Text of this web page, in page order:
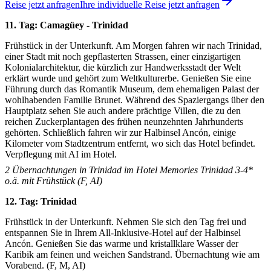
Reise jetzt anfragenIhre individuelle Reise jetzt anfragen
11. Tag: Camagüey - Trinidad
Frühstück in der Unterkunft. Am Morgen fahren wir nach Trinidad,
einer Stadt mit noch gepflasterten Strassen, einer einzigartigen
Kolonialarchitektur, die kürzlich zur Handwerksstadt der Welt
erklärt wurde und gehört zum Weltkulturerbe. Genießen Sie eine
Führung durch das Romantik Museum, dem ehemaligen Palast der
wohlhabenden Familie Brunet. Während des Spaziergangs über den
Hauptplatz sehen Sie auch andere prächtige Villen, die zu den
reichen Zuckerplantagen des frühen neunzehnten Jahrhunderts
gehörten. Schließlich fahren wir zur Halbinsel Ancón, einige
Kilometer vom Stadtzentrum entfernt, wo sich das Hotel befindet.
Verpflegung mit AI im Hotel.
2 Übernachtungen in Trinidad im Hotel Memories Trinidad 3-4*
o.ä. mit Frühstück (F, AI)
12. Tag: Trinidad
Frühstück in der Unterkunft. Nehmen Sie sich den Tag frei und
entspannen Sie in Ihrem All-Inklusive-Hotel auf der Halbinsel
Ancón. Genießen Sie das warme und kristallklare Wasser der
Karibik am feinen und weichen Sandstrand. Übernachtung wie am
Vorabend. (F, M, AI)